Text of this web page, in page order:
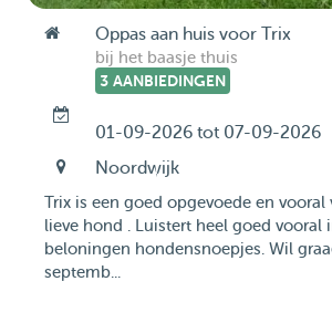
Oppas aan huis voor Trix
bij het baasje thuis
3 AANBIEDINGEN
01-09-2026 tot 07-09-2026
Noordwijk
Trix is een goed opgevoede en vooral
lieve hond . Luistert heel goed vooral
beloningen hondensnoepjes. Wil
septemb...